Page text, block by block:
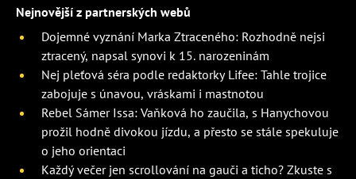
Nejnovější z partnerských webů
Dojemné vyznání Marka Ztraceného: Rozhodně nejsi
ztracený, napsal synovi k 15. narozeninám
Nej pleťová séra podle redaktorky Lifee: Tahle trojice
zabojuje s únavou, vráskami i mastnotou
Rebel Sámer Issa: Vaňková ho zaučila, s Hanychovou
prožil hodně divokou jízdu, a přesto se stále spekuluje
o jeho orientaci
Každý večer jen scrollování na gauči a ticho? Zkuste s